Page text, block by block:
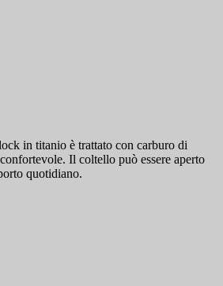
in titanio è trattato con carburo di
Il coltello può essere aperto
quotidiano.